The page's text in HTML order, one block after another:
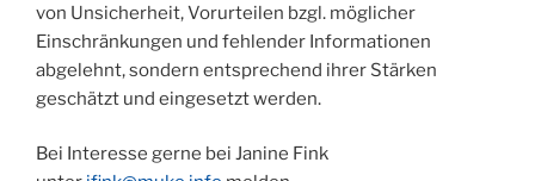
von Unsicherheit, Vorurteilen bzgl. möglicher
Einschränkungen und fehlender Informationen
abgelehnt, sondern entsprechend ihrer Stärken
geschätzt und eingesetzt werden.
Bei Interesse gerne bei Janine Fink